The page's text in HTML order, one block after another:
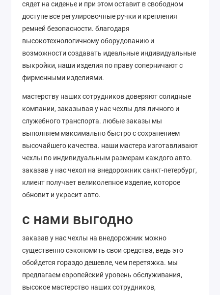
сядет на сиденье и при этом оставит в свободном
доступе все регулировочные ручки и крепления
ремней безопасности. благодаря
высокотехнологичному оборудованию и
возможности создавать идеальные индивидуальные
выкройки, наши изделия по праву соперничают с
фирменными изделиями.
мастерству наших сотрудников доверяют солидные
компании, заказывая у нас чехлы для личного и
служебного транспорта. любые заказы мы
выполняем максимально быстро с сохранением
высочайшего качества. наши мастера изготавливают
чехлы по индивидуальным размерам каждого авто.
заказав у нас чехол на внедорожник санкт-петербург,
клиент получает великолепное изделие, которое
обновит и украсит авто.
с нами выгодно
заказав у нас чехлы на внедорожник можно
существенно сэкономить свои средства, ведь это
обойдется гораздо дешевле, чем перетяжка. мы
предлагаем европейский уровень обслуживания,
высокое мастерство наших сотрудников,